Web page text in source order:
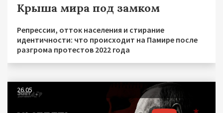
Крыша мира под замком
Репрессии, отток населения и стирание
идентичности: что происходит на Памире после
разгрома протестов 2022 года
26.05